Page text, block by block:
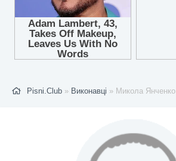
Pisni.Club » Виконавці » Микола Янченко